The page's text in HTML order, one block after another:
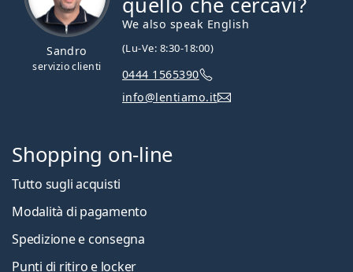
Sandro
servizio clienti
We also speak English
(Lu-Ve: 8:30-18:00)
0444 1565390
info@lentiamo.it
Shopping on-line
Tutto sugli acquisti
Modalità di pagamento
Spedizione e consegna
Punti di ritiro e locker